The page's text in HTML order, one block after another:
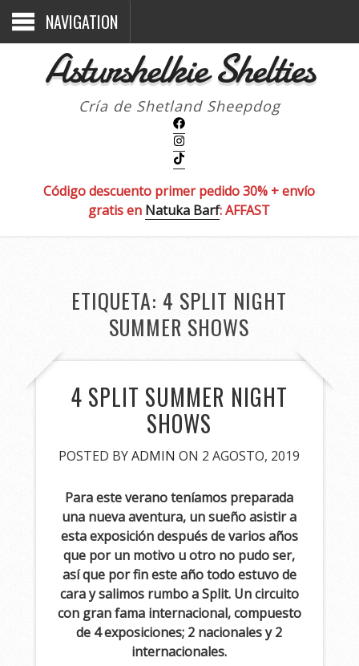
NAVIGATION
Asturshelkie Shelties
Cría de Shetland Sheepdog
Código descuento primer pedido 30% + envío
gratis en Natuka Barf: AFFAST
ETIQUETA: 4 SPLIT NIGHT
SUMMER SHOWS
4 SPLIT SUMMER NIGHT
SHOWS
POSTED BYADMIN ON 2 AGOSTO, 2019
Para este verano teníamos preparada
una nueva aventura, un sueño asistir a
esta exposición después de varios años
que por un motivo u otro no pudo ser,
así que por fin este año todo estuvo de
cara y salimos rumbo a Split. Un circuito
con gran fama internacional, compuesto
de 4 exposiciones; 2 nacionales y 2
internacionales.